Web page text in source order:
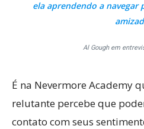
ela aprendendo a navegar
Al Gough em
É na Nevermore Academy
relutante percebe que
contato com seus